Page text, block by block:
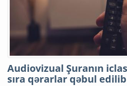
Audiovizual Şuranın
sıra qərarlar qəbul edilib